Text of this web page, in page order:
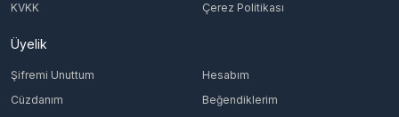
KVKK
Çerez Politikası
Üyelik
Şifremi Unuttum
Hesabım
Cüzdanım
Beğendiklerim